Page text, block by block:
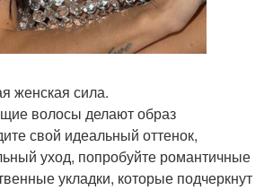
женская сила.
волосы делают образ
свой идеальный оттенок,
уход, попробуйте романтичные
укладки, которые подчеркнут